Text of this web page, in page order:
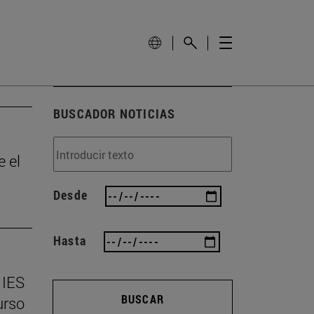
el
BUSCADOR NOTICIAS
Desde
Hasta
BUSCAR